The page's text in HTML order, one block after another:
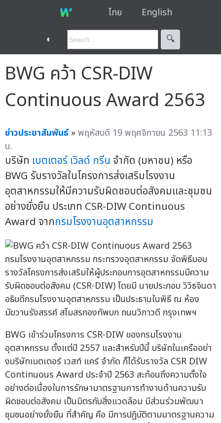
ไทย English
◐ 🔍︎
BWG คว้า CSR-DIW
Continuous Award 2563
ข่าวประชาสัมพันธ์ »พฤหัสบดี 19 พฤศจิกายน 2563 11:13
น.
บริษัท เบตเตอร์ เวิลด์ กรีน จำกัด (มหาชน) หรือ
BWG รับรางวัลในโครงการส่งเสริมโรงงาน
อุตสาหกรรมให้มีความรับผิดชอบต่อสังคมและชุมชน
อย่างยั่งยืน ประเภท CSR-DIW Continuous
Award จากกรมโรงงานอุตสาหกรรม
กรมโรงงานอุตสาหกรรม กระทรวงอุตสาหกรรม จัดพิธีมอบ
รางวัลโครงการส่งเสริมให้ผู้ประกอบการอุตสาหกรรมมีความ
รับผิดชอบต่อสังคม (CSR-DIW) โดยมี นายประกอบ วิวิธจินดา
อธิบดีกรมโรงงานอุตสาหกรรม เป็นประธานในพิธี ณ ห้อง
มัฆวานรังสรรค์ สโมสรกองทัพบก ถนนวิภาวดี กรุงเทพฯ
BWG เข้าร่วมโครงการ CSR-DIW ของกรมโรงงาน
อุตสาหกรรม ตั้งแต่ปี 2557 และสำหรับปีนี้ บริษัทในเครืออย่า
งบริษัทเบตเตอร์ เวสท์ แคร์ จำกัด ก็ได้รับรางวัล CSR DIW
Continuous Award ประจำปี 2563 สะท้อนถึงความตั้งใจ
อย่างต่อเนื่องในการรักษามาตรฐานการทำงานด้านความรับ
ผิดชอบต่อสังคม เป็นมิตรกับสิ่งแวดล้อม มีส่วนร่วมพัฒนา
ชุมชนอย่างยั่งยืน ที่สำคัญ คือ มีการปฏิบัติตามมาตรฐานความ